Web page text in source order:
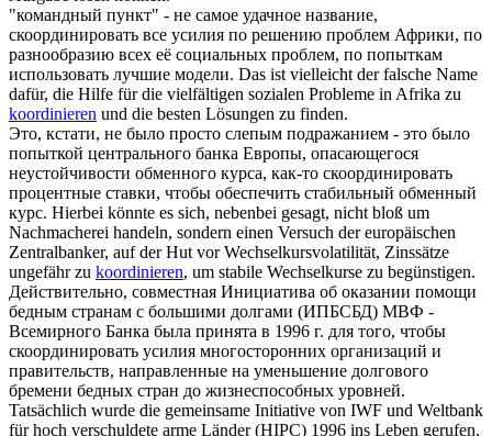
"командный пункт" - не самое удачное название,
скоординировать все усилия по решению проблем Африки, по
разнообразию всех её социальных проблем, по попыткам
использовать лучшие модели. Das ist vielleicht der falsche Name
dafür, die Hilfe für die vielfältigen sozialen Probleme in Afrika zu
koordinieren und die besten Lösungen zu finden.
Это, кстати, не было просто слепым подражанием - это было
попыткой центрального банка Европы, опасающегося
неустойчивости обменного курса, как-то скоординировать
процентные ставки, чтобы обеспечить стабильный обменный
курс. Hierbei könnte es sich, nebenbei gesagt, nicht bloß um
Nachmacherei handeln, sondern einen Versuch der europäischen
Zentralbanker, auf der Hut vor Wechselkursvolatilität, Zinssätze
ungefähr zu koordinieren, um stabile Wechselkurse zu begünstigen.
Действительно, совместная Инициатива об оказании помощи
бедным странам с большими долгами (ИПБСБД) МВФ -
Всемирного Банка была принята в 1996 г. для того, чтобы
скоординировать усилия многосторонних организаций и
правительств, направленные на уменьшение долгового
бремени бедных стран до жизнеспособных уровней.
Tatsächlich wurde die gemeinsame Initiative von IWF und Weltbank
für hoch verschuldete arme Länder (HIPC) 1996 ins Leben gerufen,